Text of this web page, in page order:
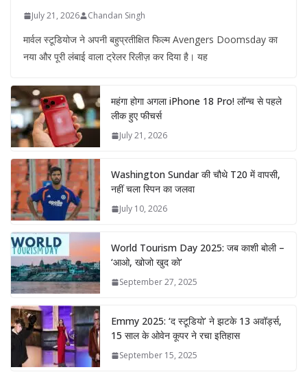
July 21, 2026 Chandan Singh
मार्वल स्टूडियोज ने अपनी बहुप्रतीक्षित फिल्म Avengers Doomsday का
नया और पूरी लंबाई वाला ट्रेलर रिलीज़ कर दिया है। यह
महंगा होगा अगला iPhone 18 Pro! लॉन्च से पहले
लीक हुए फीचर्स
July 21, 2026
Washington Sundar की चौथे T20 में वापसी,
नहीं चला स्पिन का जलवा
July 10, 2026
World Tourism Day 2025: जब काशी बोली –
‘आओ, खोजो खुद को’
September 27, 2025
Emmy 2025: ‘द स्टूडियो’ ने झटके 13 अवॉर्ड्स,
15 साल के ओवेन कूपर ने रचा इतिहास
September 15, 2025